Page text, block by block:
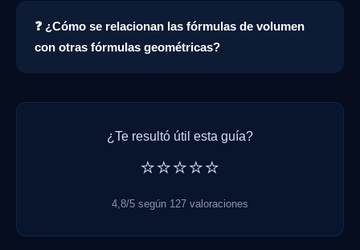
❓ ¿Cómo se relacionan las fórmulas de volumen
con otras fórmulas geométricas?
¿Te resultó útil esta guía?
⭐⭐⭐⭐⭐
4,8/5 según 127 valoraciones